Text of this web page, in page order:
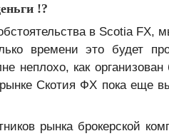
!?
в Scotia
времени это
неплохо, как
Скотия ФХ пока еще
рынка брокерской